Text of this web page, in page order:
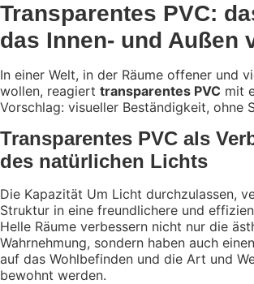
Transparentes PVC:
das Innen- und Außen
In einer Welt, in der Räume offener und
wollen, reagiert transparentes PVC mit
Vorschlag: visueller Beständigkeit, ohne
Transparentes PVC als
des natürlichen Lichts
Die Kapazität Um Licht durchzulassen,
Struktur in eine freundlichere und
Helle Räume verbessern nicht nur die
Wahrnehmung, sondern haben auch
auf das Wohlbefinden und die Art und
bewohnt werden.